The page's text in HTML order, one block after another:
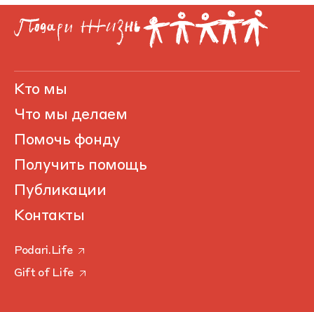
Кто мы
Что мы делаем
Помочь фонду
Получить помощь
Публикации
Контакты
Podari.Life
Gift of Life